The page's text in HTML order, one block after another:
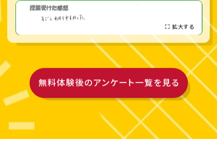
拡大する
無料体験後のアンケート一覧を見る